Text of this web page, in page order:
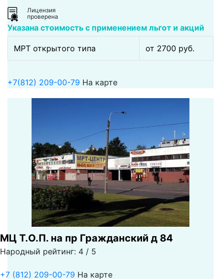
Лицензия
проверена
Указана стоимость с применением льгот и акций
МРТ открытого типа от 2700 pуб.
+7(812) 209-00-79 На карте
МЦ Т.О.П. на пр Гражданский д 84
Народный рейтинг: 4 / 5
+7 (812) 209-00-79 На карте